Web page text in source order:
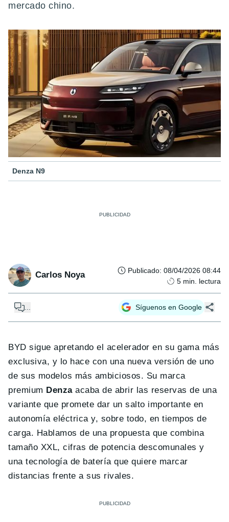
mercado chino.
Denza N9
Carlos Noya Publicado: 08/04/2026 08:44
5 min. lectura
Síguenos en Google
BYD sigue apretando el acelerador en su gama más
exclusiva, y lo hace con una nueva versión de uno
de sus modelos más ambiciosos. Su marca
premium Denzaacaba de abrir las reservas de una
variante que promete dar un salto importante en
autonomía eléctrica y, sobre todo, en tiempos de
carga. Hablamos de una propuesta que combina
tamaño XXL, cifras de potencia descomunales y
una tecnología de batería que quiere marcar
distancias frente a sus rivales.